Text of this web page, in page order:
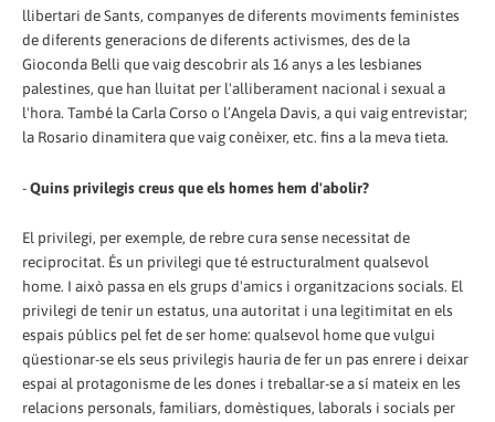
llibertari de Sants, companyes de diferents moviments feministes
de diferents generacions de diferents activismes, des de la
Gioconda Belli que vaig descobrir als 16 anys a les lesbianes
palestines, que han lluitat per l'alliberament nacional i sexual a
l'hora. També la Carla Corso o l’Angela Davis, a qui vaig entrevistar;
la Rosario dinamitera que vaig conèixer, etc. fins a la meva tieta.
-Quins privilegis creus que els homes hem d'abolir?
El privilegi, per exemple, de rebre cura sense necessitat de
reciprocitat. És un privilegi que té estructuralment qualsevol
home. I això passa en els grups d'amics i organitzacions socials. El
privilegi de tenir un estatus, una autoritat i una legitimitat en els
espais públics pel fet de ser home: qualsevol home que vulgui
qüestionar-se els seus privilegis hauria de fer un pas enrere i deixar
espai al protagonisme de les dones i treballar-se a sí mateix en les
relacions personals, familiars, domèstiques, laborals i socials per